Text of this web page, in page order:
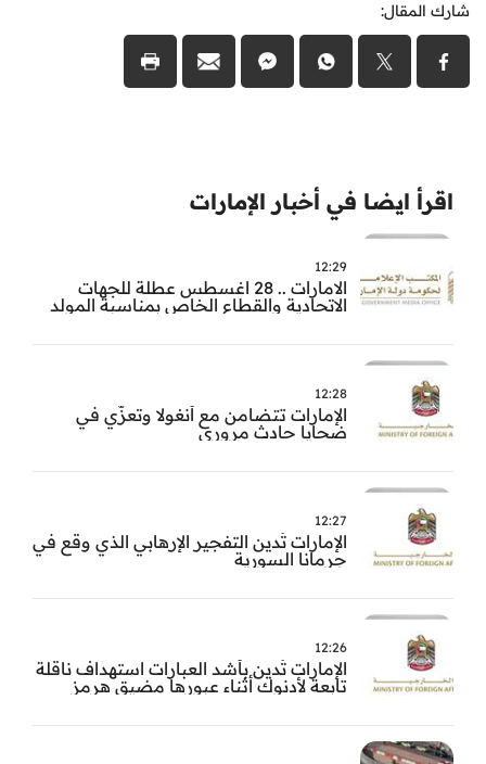
شارك المقال:
اقرأ ايضا في أخبار الإمارات
12:29
الامارات .. 28 اغسطس عطلة للجهات
الاتحادية والقطاع الخاص بمناسبة المولد
12:28
الإمارات تتضامن مع أنغولا وتعزّي في
ضحايا حادث مروري
12:27
الإمارات تُدين التفجير الإرهابي الذي وقع في
جرمانا السورية
12:26
الإمارات تُدين بأشد العبارات استهداف ناقلة
تابعة لأدنوك أثناء عبورها مضيق هرمز